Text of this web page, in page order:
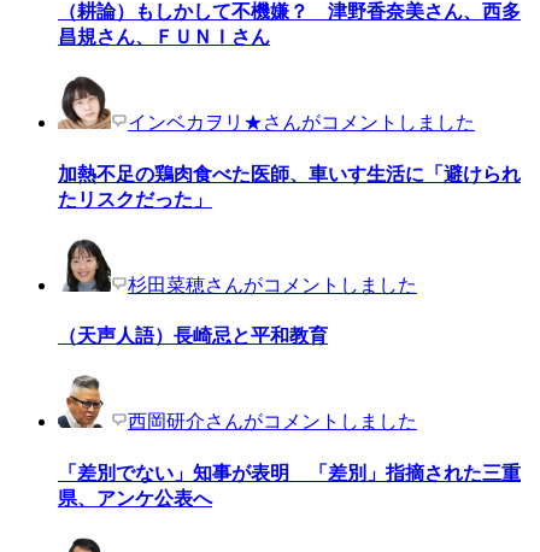
（耕論）もしかして不機嫌？ 津野香奈美さん、西多
昌規さん、ＦＵＮＩさん
インベカヲリ★さんがコメントしました
加熱不足の鶏肉食べた医師、車いす生活に「避けられ
たリスクだった」
杉田菜穂さんがコメントしました
（天声人語）長崎忌と平和教育
西岡研介さんがコメントしました
「差別でない」知事が表明 「差別」指摘された三重
県、アンケ公表へ